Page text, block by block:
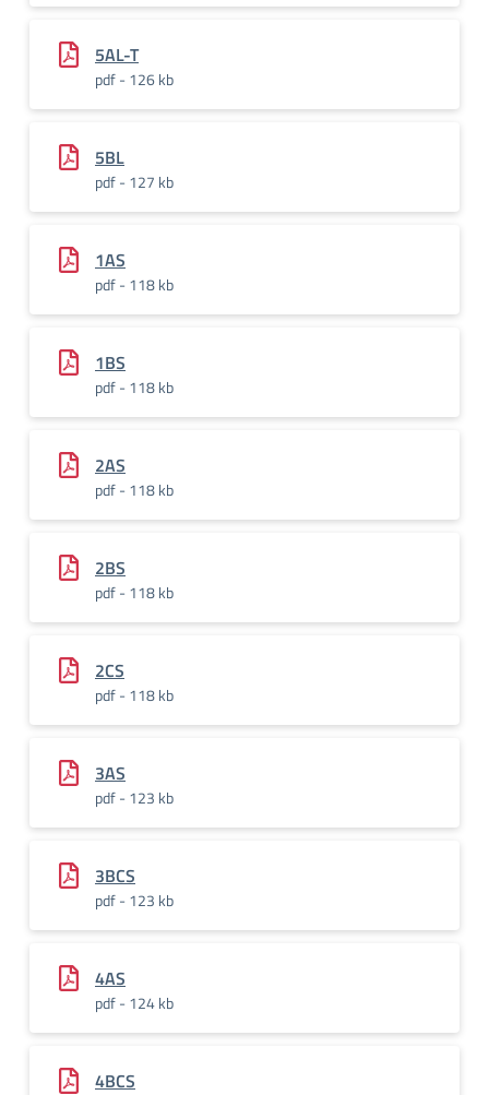
5AL-T
pdf - 126 kb
5BL
pdf - 127 kb
1AS
pdf - 118 kb
1BS
pdf - 118 kb
2AS
pdf - 118 kb
2BS
pdf - 118 kb
2CS
pdf - 118 kb
3AS
pdf - 123 kb
3BCS
pdf - 123 kb
4AS
pdf - 124 kb
4BCS